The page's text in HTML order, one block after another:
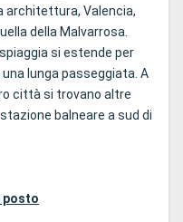
architettura, Valencia,
della Malvarrosa.
si estende per
lunga passeggiata. A
città si trovano altre
balneare a sud di
posto